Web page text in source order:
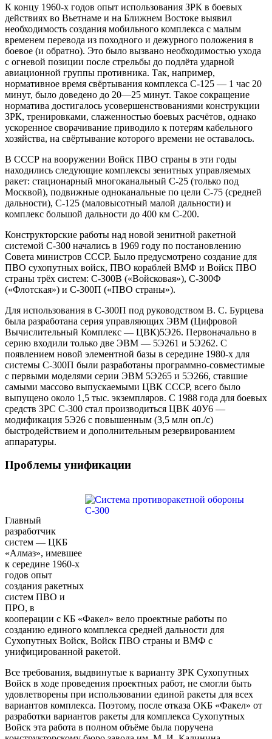
К концу 1960-х годов опыт использования ЗРК в боевых
действиях во Вьетнаме и на Ближнем Востоке выявил
необходимость создания мобильного комплекса с малым
временем перевода из походного и дежурного положения в
боевое (и обратно). Это было вызвано необходимостью ухода
с огневой позиции после стрельбы до подлёта ударной
авиационной группы противника. Так, например,
нормативное время свёртывания комплекса С-125 — 1 час 20
минут, было доведено до 20—25 минут. Такое сокращение
норматива достигалось усовершенствованиями конструкции
ЗРК, тренировками, слаженностью боевых расчётов, однако
ускоренное сворачивание приводило к потерям кабельного
хозяйства, на свёртывание которого времени не оставалось.
В СССР на вооружении Войск ПВО страны в эти годы
находились следующие комплексы зенитных управляемых
ракет: стационарный многоканальный С-25 (только под
Москвой), подвижные одноканальные по цели С-75 (средней
дальности), С-125 (маловысотный малой дальности) и
комплекс большой дальности до 400 км С-200.
Конструкторские работы над новой зенитной ракетной
системой С-300 начались в 1969 году по постановлению
Совета министров СССР. Было предусмотрено создание для
ПВО сухопутных войск, ПВО кораблей ВМФ и Войск ПВО
страны трёх систем: С-300В («Войсковая»), С-300Ф
(«Флотская») и С-300П («ПВО страны»).
Для использования в С-300П под руководством В. С. Бурцева
была разработана серия управляющих ЭВМ (Цифровой
Вычислительный Комплекс — ЦВК)5Э26. Первоначально в
серию входили только две ЭВМ — 5Э261 и 5Э262. С
появлением новой элементной базы в середине 1980-х для
системы С-300П были разработаны программно-совместимые
с первыми моделями серии ЭВМ 5Э265 и 5Э266, ставшие
самыми массово выпускаемыми ЦВК СССР, всего было
выпущено около 1,5 тыс. экземпляров. С 1988 года для боевых
средств ЗРС С-300 стал производиться ЦВК 40У6 —
модификация 5Э26 с повышенным (3,5 млн оп./с)
быстродействием и дополнительным резервированием
аппаратуры.
Проблемы унификации
Главный
разработчик
систем — ЦКБ
«Алмаз», имевшее
к середине 1960-х
годов опыт
создания ракетных
систем ПВО и
ПРО, в
кооперации с КБ «Факел» вело проектные работы по
созданию единого комплекса средней дальности для
Сухопутных Войск, Войск ПВО страны и ВМФ с
унифицированной ракетой.
Все требования, выдвинутые к варианту ЗРК Сухопутных
Войск в ходе проведения проектных работ, не смогли быть
удовлетворены при использовании единой ракеты для всех
вариантов комплекса. Поэтому, после отказа ОКБ «Факел» от
разработки вариантов ракеты для комплекса Сухопутных
Войск эта работа в полном объёме была поручена